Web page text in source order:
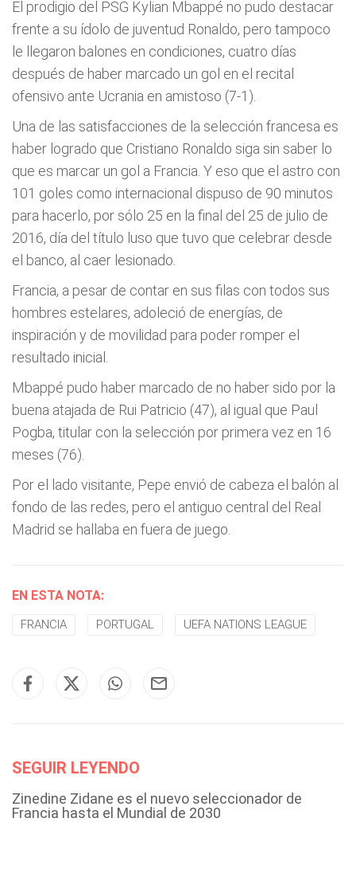
El prodigio del PSG Kylian Mbappé no pudo destacar
frente a su ídolo de juventud Ronaldo, pero tampoco
le llegaron balones en condiciones, cuatro días
después de haber marcado un gol en el recital
ofensivo ante Ucrania en amistoso (7-1).
Una de las satisfacciones de la selección francesa es
haber logrado que Cristiano Ronaldo siga sin saber lo
que es marcar un gol a Francia. Y eso que el astro con
101 goles como internacional dispuso de 90 minutos
para hacerlo, por sólo 25 en la final del 25 de julio de
2016, día del título luso que tuvo que celebrar desde
el banco, al caer lesionado.
Francia, a pesar de contar en sus filas con todos sus
hombres estelares, adoleció de energías, de
inspiración y de movilidad para poder romper el
resultado inicial.
Mbappé pudo haber marcado de no haber sido por la
buena atajada de Rui Patricio (47), al igual que Paul
Pogba, titular con la selección por primera vez en 16
meses (76).
Por el lado visitante, Pepe envió de cabeza el balón al
fondo de las redes, pero el antiguo central del Real
Madrid se hallaba en fuera de juego.
EN ESTA NOTA:
FRANCIA PORTUGAL UEFA NATIONS LEAGUE
SEGUIR LEYENDO
Zinedine Zidane es el nuevo seleccionador de
Francia hasta el Mundial de 2030